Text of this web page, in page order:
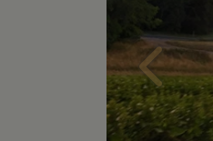
Anterior